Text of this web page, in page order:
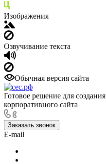
Изображения
Озвучивание текста
Обычная версия сайта
Готовое решение для создания
корпоративного сайта
Заказать звонок
E-mail